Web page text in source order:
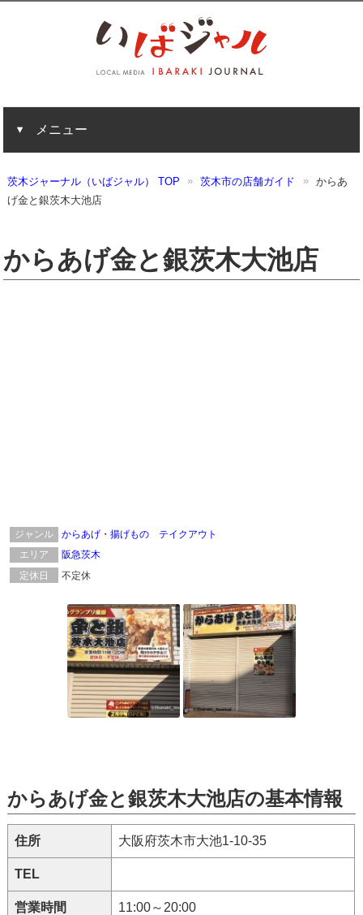
メニュー
茨木ジャーナル（いばジャル） TOP 茨木市の店舗ガイド
からあ
げ金と銀茨木大池店
からあげ金と銀茨木大池店
ジャンル からあげ・揚げもの
テイクアウト
エリア
阪急茨木
定休日
不定休
からあげ金と銀茨木大池店の基本情報
住所 大阪府茨木市大池1-10-35
TEL
営業時間 11:00～20:00